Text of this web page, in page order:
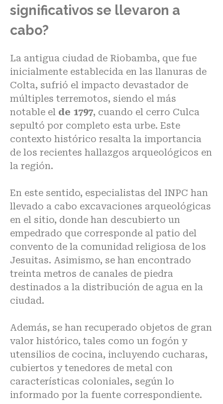
significativos se llevaron a
cabo?
La antigua ciudad de Riobamba, que fue
inicialmente establecida en las llanuras de
Colta, sufrió el impacto devastador de
múltiples terremotos, siendo el más
notable el de 1797, cuando el cerro Culca
sepultó por completo esta urbe. Este
contexto histórico resalta la importancia
de los recientes hallazgos arqueológicos en
la región.
En este sentido, especialistas del INPC han
llevado a cabo excavaciones arqueológicas
en el sitio, donde han descubierto un
empedrado que corresponde al patio del
convento de la comunidad religiosa de los
Jesuitas. Asimismo, se han encontrado
treinta metros de canales de piedra
destinados a la distribución de agua en la
ciudad.
Además, se han recuperado objetos de gran
valor histórico, tales como un fogón y
utensilios de cocina, incluyendo cucharas,
cubiertos y tenedores de metal con
características coloniales, según lo
informado por la fuente correspondiente.